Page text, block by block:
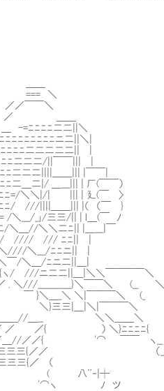
＼
￣￣＼
＿＿
ﾆﾆ二二||＼
ﾆﾆﾆﾆニ二||＼|
二二二二二|| |
二二/||￣￣||| |
二||||＿＿||| |￣￣|
二|/ ＿___||| | 厂(￣￣）
ﾆ=/＼＼|/| ||| | 廴(￣ 〉
ﾆ/ ///||||＿＿||| |（ （￣ }
___/_｣/三三/|| | l＿(￣ ﾉ
＼＼二ﾆ|| |＿___|￣
/ //// /// ﾆﾆ|| |
___/ﾆﾆニ|| |
＿/ﾆニ二||＿|
/ ///ニ二二||＿|＼＼￣￣￣￣＼
____________}＼￣￣＼ (__ ＼
＿_＼ ＼|￣￣￣＼ (_
三|＿|＼|￣￣￣
＿＿＿//＿__ ＼＼＿
{ ） ＼}ﾆﾆﾆ
//／／{ '⌒ ￣￣ ヽ__
三三三{／／ （__）
|三三三{／
ﾉ ツ